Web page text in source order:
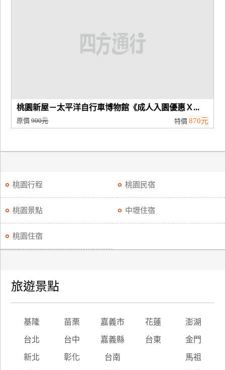
桃園新屋－太平洋自行車博物館《成人入園優惠Ｘ...
原價900元 特價 870元
桃園行程 桃園民宿
桃園景點 中壢住宿
桃園住宿
旅遊景點
基隆 苗栗 嘉義市 花蓮 澎湖
台北 台中 嘉義縣 台東 金門
新北 彰化 台南 馬祖